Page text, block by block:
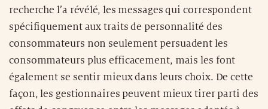
recherche l’a révélé, les messages qui correspondent
spécifiquement aux traits de personnalité des
consommateurs non seulement persuadent les
consommateurs plus efficacement, mais les font
également se sentir mieux dans leurs choix. De cette
façon, les gestionnaires peuvent mieux tirer parti des